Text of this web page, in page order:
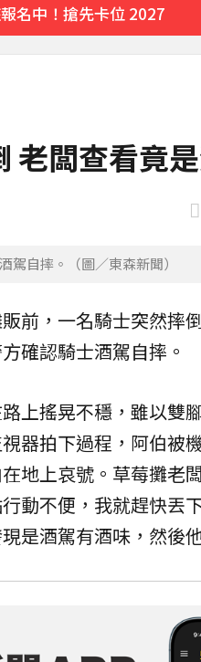
名中！搶先卡位 2027
老闆查看竟
駕自摔。（圖／東森新聞）
前，一名騎士突然摔
確認騎士酒駕自摔 。
上搖晃不穩，雖以雙
器拍下過程，阿伯被
地上哀號。草莓攤老
動不便，我就趕快丟
是酒駕有酒味，然後